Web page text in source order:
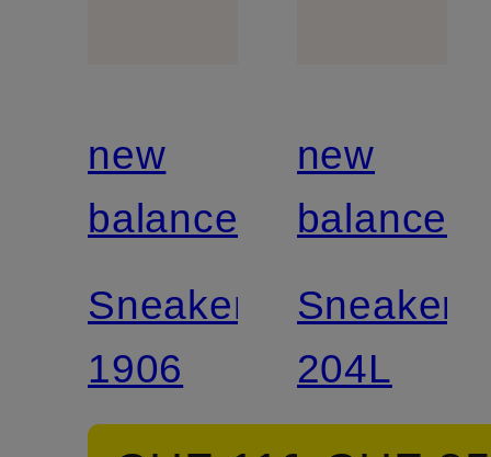
new
balance
Sneaker
1906
new
balance
Sneaker
204L